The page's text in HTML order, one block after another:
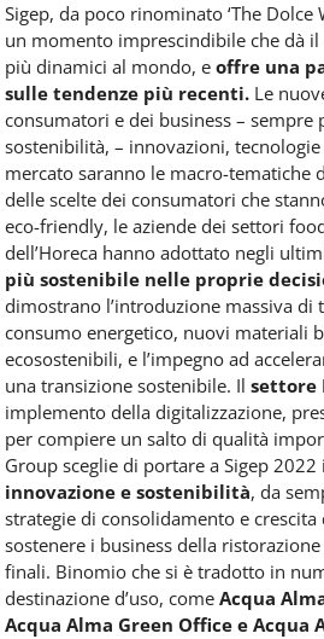
Sigep, da poco rinominato ‘The Dolce
un momento imprescindibile che dà
più dinamici al mondo, e offre una
sulle tendenze più recenti. Le
consumatori e dei business – sempre
sostenibilità, – innovazioni,
mercato saranno le macro-tematiche
delle scelte dei consumatori che
eco-friendly, le aziende dei settori
dell’Horeca hanno adottato negli
più sostenibile nelle proprie
dimostrano l’introduzione massiva di
consumo energetico, nuovi materiali
ecosostenibili, e l’impegno ad
una transizione sostenibile. Il settore
implemento della digitalizzazione,
per compiere un salto di qualità
Group sceglie di portare a Sigep 2022
innovazione e sostenibilità, da
strategie di consolidamento e
sostenere i business della
finali. Binomio che si è tradotto in
destinazione d’uso, come Acqua
Acqua Alma Green Office e Acqua